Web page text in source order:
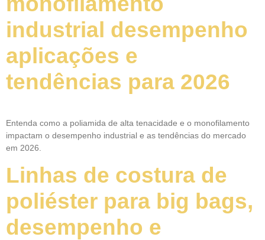
industrial desempenho
aplicações e
tendências para 2026
Entenda como a poliamida de alta tenacidade e o monofilamento
impactam o desempenho industrial e as tendências do mercado
em 2026.
Linhas de costura de
poliéster para big bags,
desempenho e